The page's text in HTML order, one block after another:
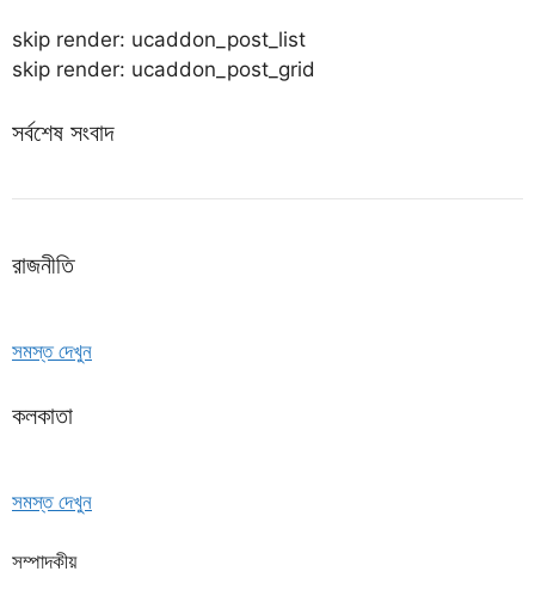
skip render: ucaddon_post_list
skip render: ucaddon_post_grid
সর্বশেষ সংবাদ
রাজনীতি
সমস্ত দেখুন
কলকাতা
সমস্ত দেখুন
সম্পাদকীয়